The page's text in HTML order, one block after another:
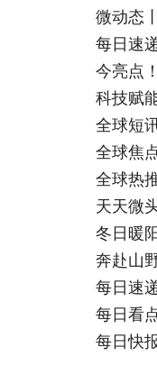
微动态
每日速
今亮点
科技赋
全球短
全球热
天天微
冬日暖
奔赴山
每日速
每日看
每日快